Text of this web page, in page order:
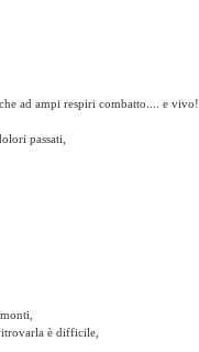
ad ampi respiri combatto.... e vivo!
passati,
è difficile,